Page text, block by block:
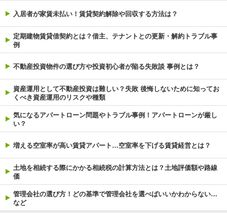
入居者が家賃未払い！賃貸契約解除や回収する方法は？
定期建物賃貸借契約とは？借主、テナントとの更新・解約トラブル事
例
不動産投資物件の選び方や投資初心者が陥る失敗談 事例とは？
資産運用として不動産投資は難しい？失敗 後悔しないために知ってお
くべき資産運用のリスクや種類
気になるアパートローン問題やトラブル事例！アパートローンが厳し
い？
増える空室率が高い賃貸アパート…空室率を下げる賃貸経営とは？
土地を相続する際にかかる相続税の計算方法とは？土地評価額や路線
価
管理会社の選び方！どの基準で管理会社を選べばいいかわからない…
など